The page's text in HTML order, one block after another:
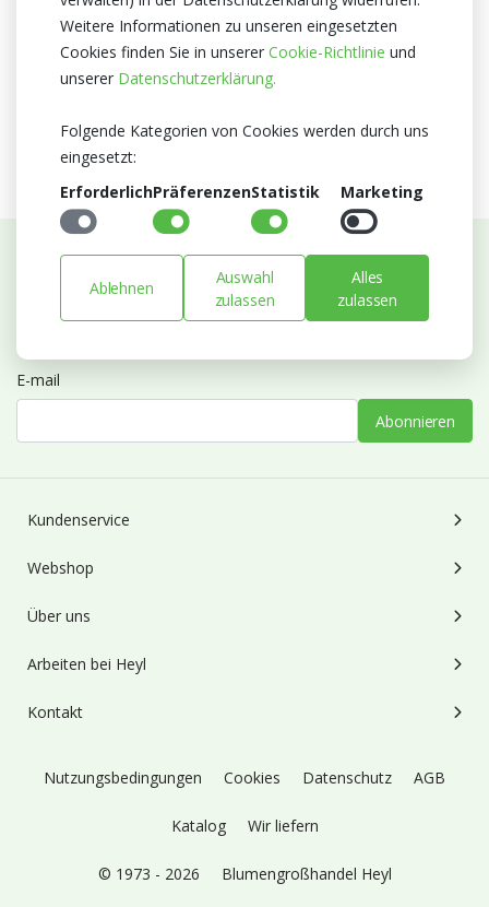
Zertifikat
MPS A
MPS SQ
Abonnieren Sie unseren Newsletter
Bleiben Sie auf dem Laufenden mit Neuigkeiten und
E-mail
Abonnieren
Kundenservice
Webshop
Über uns
Arbeiten bei Heyl
Kontakt
Nutzungsbedingungen Cookies Datenschutz AGB
Katalog Wir liefern
© 1973 - 2026 Blumengroßhandel Heyl
Weitere Informationen zu unseren eingesetzten
Cookies finden Sie in unserer Cookie-Richtlinie und
unserer Datenschutzerklärung.
Folgende Kategorien von Cookies werden durch uns
eingesetzt:
ErforderlichPräferenzenStatistik Marketing
Ablehnen
Auswahl
zulassen
Alles
zulassen